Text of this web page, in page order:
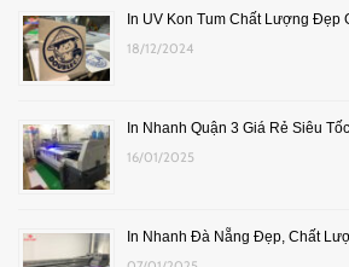
In UV Kon Tum Chất Lượng Đẹp
18/12/2024
In Nhanh Quận 3 Giá Rẻ Siêu Tốc
16/01/2025
In Nhanh Đà Nẵng Đẹp, Chất